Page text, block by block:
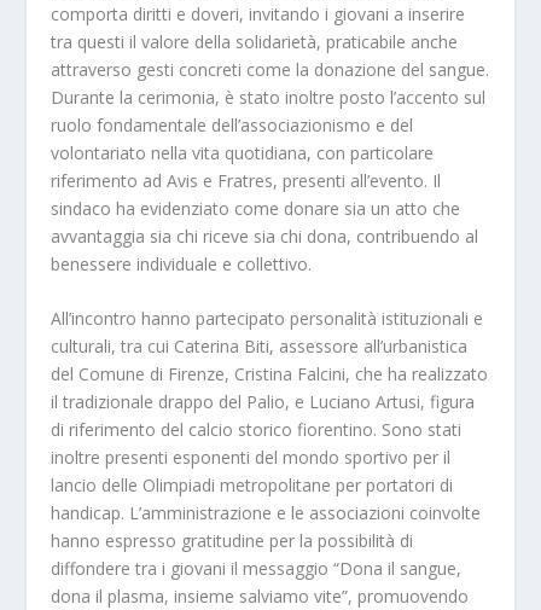
comporta diritti e doveri, invitando i giovani a inserire
tra questi il valore della solidarietà, praticabile anche
attraverso gesti concreti come la donazione del sangue.
Durante la cerimonia, è stato inoltre posto l’accento sul
ruolo fondamentale dell’associazionismo e del
volontariato nella vita quotidiana, con particolare
riferimento ad Avis e Fratres, presenti all’evento. Il
sindaco ha evidenziato come donare sia un atto che
avvantaggia sia chi riceve sia chi dona, contribuendo al
benessere individuale e collettivo.
All’incontro hanno partecipato personalità istituzionali e
culturali, tra cui Caterina Biti, assessore all’urbanistica
del Comune di Firenze, Cristina Falcini, che ha realizzato
il tradizionale drappo del Palio, e Luciano Artusi, figura
di riferimento del calcio storico fiorentino. Sono stati
inoltre presenti esponenti del mondo sportivo per il
lancio delle Olimpiadi metropolitane per portatori di
handicap. L’amministrazione e le associazioni coinvolte
hanno espresso gratitudine per la possibilità di
diffondere tra i giovani il messaggio “Dona il sangue,
dona il plasma, insieme salviamo vite”, promuovendo